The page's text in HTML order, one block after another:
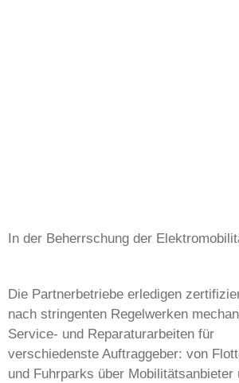
In der Beherrschung der
Die Partnerbetriebe erledigen
nach stringenten Regelwerken
Service- und Reparaturarbeiten für
verschiedenste Auftraggeber: von
und Fuhrparks über Mobilitätsanbieter